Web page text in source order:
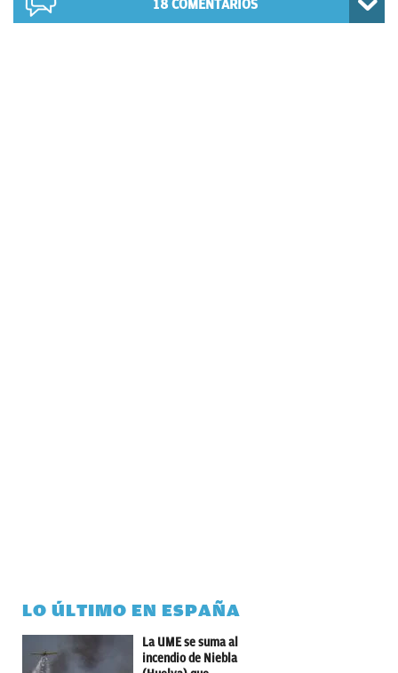
18 COMENTARIOS
LO ÚLTIMO EN ESPAÑA
La UME se suma al
incendio de Niebla